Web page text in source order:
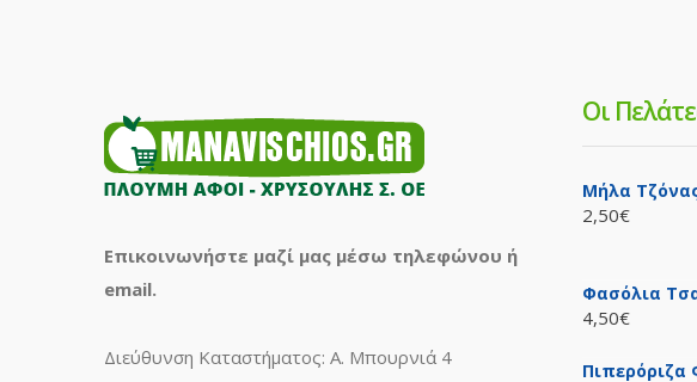
Επικοινωνήστε μαζί μας μέσω τηλεφώνου ή
email.
Διεύθυνση Καταστήματος: Α. Μπουρνιά 4
Οι
Μήλα
2,50€
Φασόλια
4,50€
Πιπερόριζα